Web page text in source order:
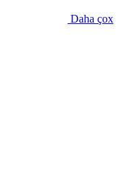
Daha çox